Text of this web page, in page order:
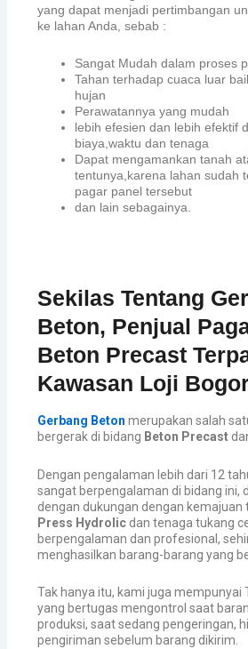
yang dapat menjadi pertimbangan
ke lahan Anda, sebab :
Sangat Mudah dalam proses
Tahan terhadap cuaca luar
hujan
Perawatannya yang mudah
lebih efesien dan lebih efektif
biaya,waktu dan tenaga
Dapat mengamankan tanah
tentunya,karena lahan sudah
pagar panel tersebut
dan lain sebagainya.
Sekilas Tentang
Beton, Penjual
Beton Precast
Kawasan Loji
Gerbang Beton merupakan salah
bergerak di bidang Beton Precast
Dengan pengalaman lebih dari 12
sangat berpengalaman di bidang ini,
dengan dukungan dengan kemajuan
Press Hydrolic dan tenaga tukang
berpengalaman dan profesional,
menghasilkan barang-barang yang
Tak hanya itu, kami juga mempunyai
yang bertugas mengontrol saat
produksi, saat sedang pengeringan,
pengiriman sebelum barang dikirim.